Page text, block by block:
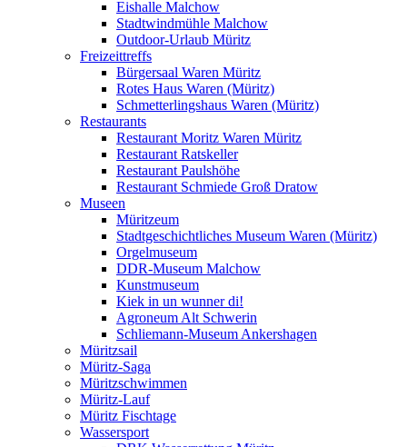
Eishalle Malchow
Stadtwindmühle Malchow
Outdoor-Urlaub Müritz
Freizeittreffs
Bürgersaal Waren Müritz
Rotes Haus Waren (Müritz)
Schmetterlingshaus Waren (Müritz)
Restaurants
Restaurant Moritz Waren Müritz
Restaurant Ratskeller
Restaurant Paulshöhe
Restaurant Schmiede Groß Dratow
Museen
Müritzeum
Stadtgeschichtliches Museum Waren (Müritz)
Orgelmuseum
DDR-Museum Malchow
Kunstmuseum
Kiek in un wunner di!
Agroneum Alt Schwerin
Schliemann-Museum Ankershagen
Müritzsail
Müritz-Saga
Müritzschwimmen
Müritz-Lauf
Müritz Fischtage
Wassersport